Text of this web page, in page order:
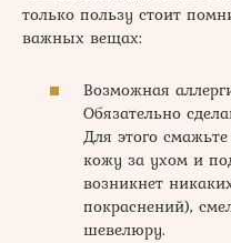
только пользу стоит
важных вещах:
Возможная
Обязательно
Для этого
кожу за ухом и
возникнет
покраснений),
шевелюру.